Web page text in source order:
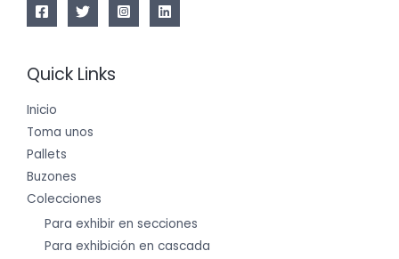
Quick Links
Inicio
Toma unos
Pallets
Buzones
Colecciones
Para exhibir en secciones
Para exhibición en cascada